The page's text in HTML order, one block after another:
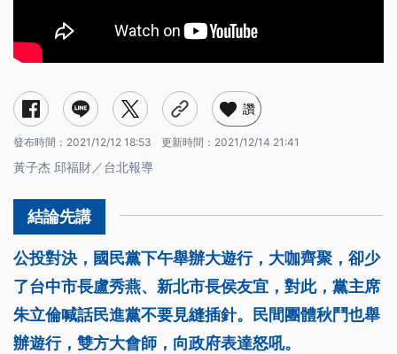
讚
發布時間： 2021/12/12 18:53 更新時間： 2021/12/14 21:41
黃子杰 邱福財／台北報導
公投對決，國民黨下午舉辦大遊行，大咖齊聚，卻少
了台中市長盧秀燕、新北市長侯友宜，對此，黨主席
朱立倫喊話民進黨不要見縫插針。民間團體秋鬥也舉
辦遊行，雙方大會師，向政府表達怒吼。